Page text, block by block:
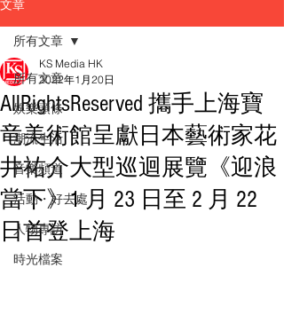
文章
所有文章
娛樂頭條
潮流生活
音樂頻道
活動・好去處
人物專訪
時光檔案
所有文章
AllRightsReserved 攜⼿上海寶
⻯美術館呈獻⽇本藝術家花
井祐介⼤型巡迴展覽《迎浪
當下》1 ⽉ 23 ⽇⾄ 2 ⽉ 22
⽇⾸登上海
KS Media HK
2022年1月20日